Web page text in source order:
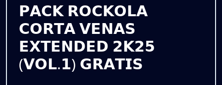
𝗣𝗔𝗖𝗞 𝗥𝗢𝗖𝗞𝗢𝗟𝗔
𝗖𝗢𝗥𝗧𝗔 𝗩𝗘𝗡𝗔𝗦
𝗘𝗫𝗧𝗘𝗡𝗗𝗘𝗗 𝟮𝗞𝟮𝟱
(𝗩𝗢𝗟.𝟭) 𝗚𝗥𝗔𝗧𝗜𝗦